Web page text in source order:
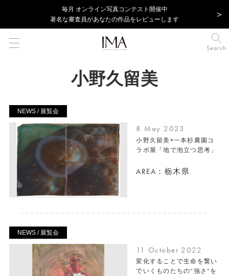
毎⽉ オンライン写真コンテスト開催中
著名な審査員があなたの作品をレビューします
Search
小野久留美
NEWS / 展覧会
8 May 2023
小野久留美×一本杉農園コ
ラボ展「地で泡立つ思考」
AREA：栃木県
NEWS / 展覧会
11 October 2022
変化することで生命を繋い
でいくものたちの“強さ”を